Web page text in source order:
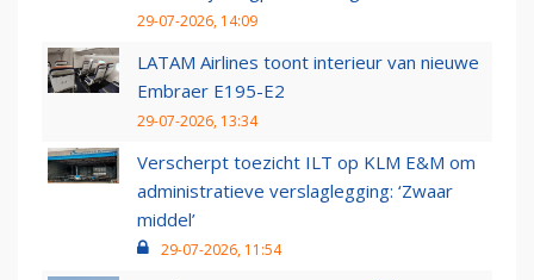
29-07-2026, 14:09
LATAM Airlines toont interieur van nieuwe
Embraer E195-E2
29-07-2026, 13:34
Verscherpt toezicht ILT op KLM E&M om
administratieve verslaglegging: ‘Zwaar
middel’
29-07-2026, 11:54